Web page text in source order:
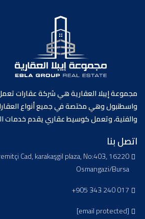
مجموعة إيبلا العقارية هي شركة عقارات
واسطنبول وهي مختصة في جميع أنواع
والفنية، وتعمل كوسيط عقاري يقدم خدمات
اتصل بنا
Cad, karakaşgil plaza, No:403, 16220
Osmangazi/Bursa
+905 343 240 017
[email protected]